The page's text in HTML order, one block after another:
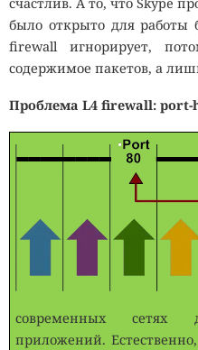
было открыто для работы
firewall игнорирует,
содержимое пакетов, а
Проблема L4 firewall: port-
современных
приложений.